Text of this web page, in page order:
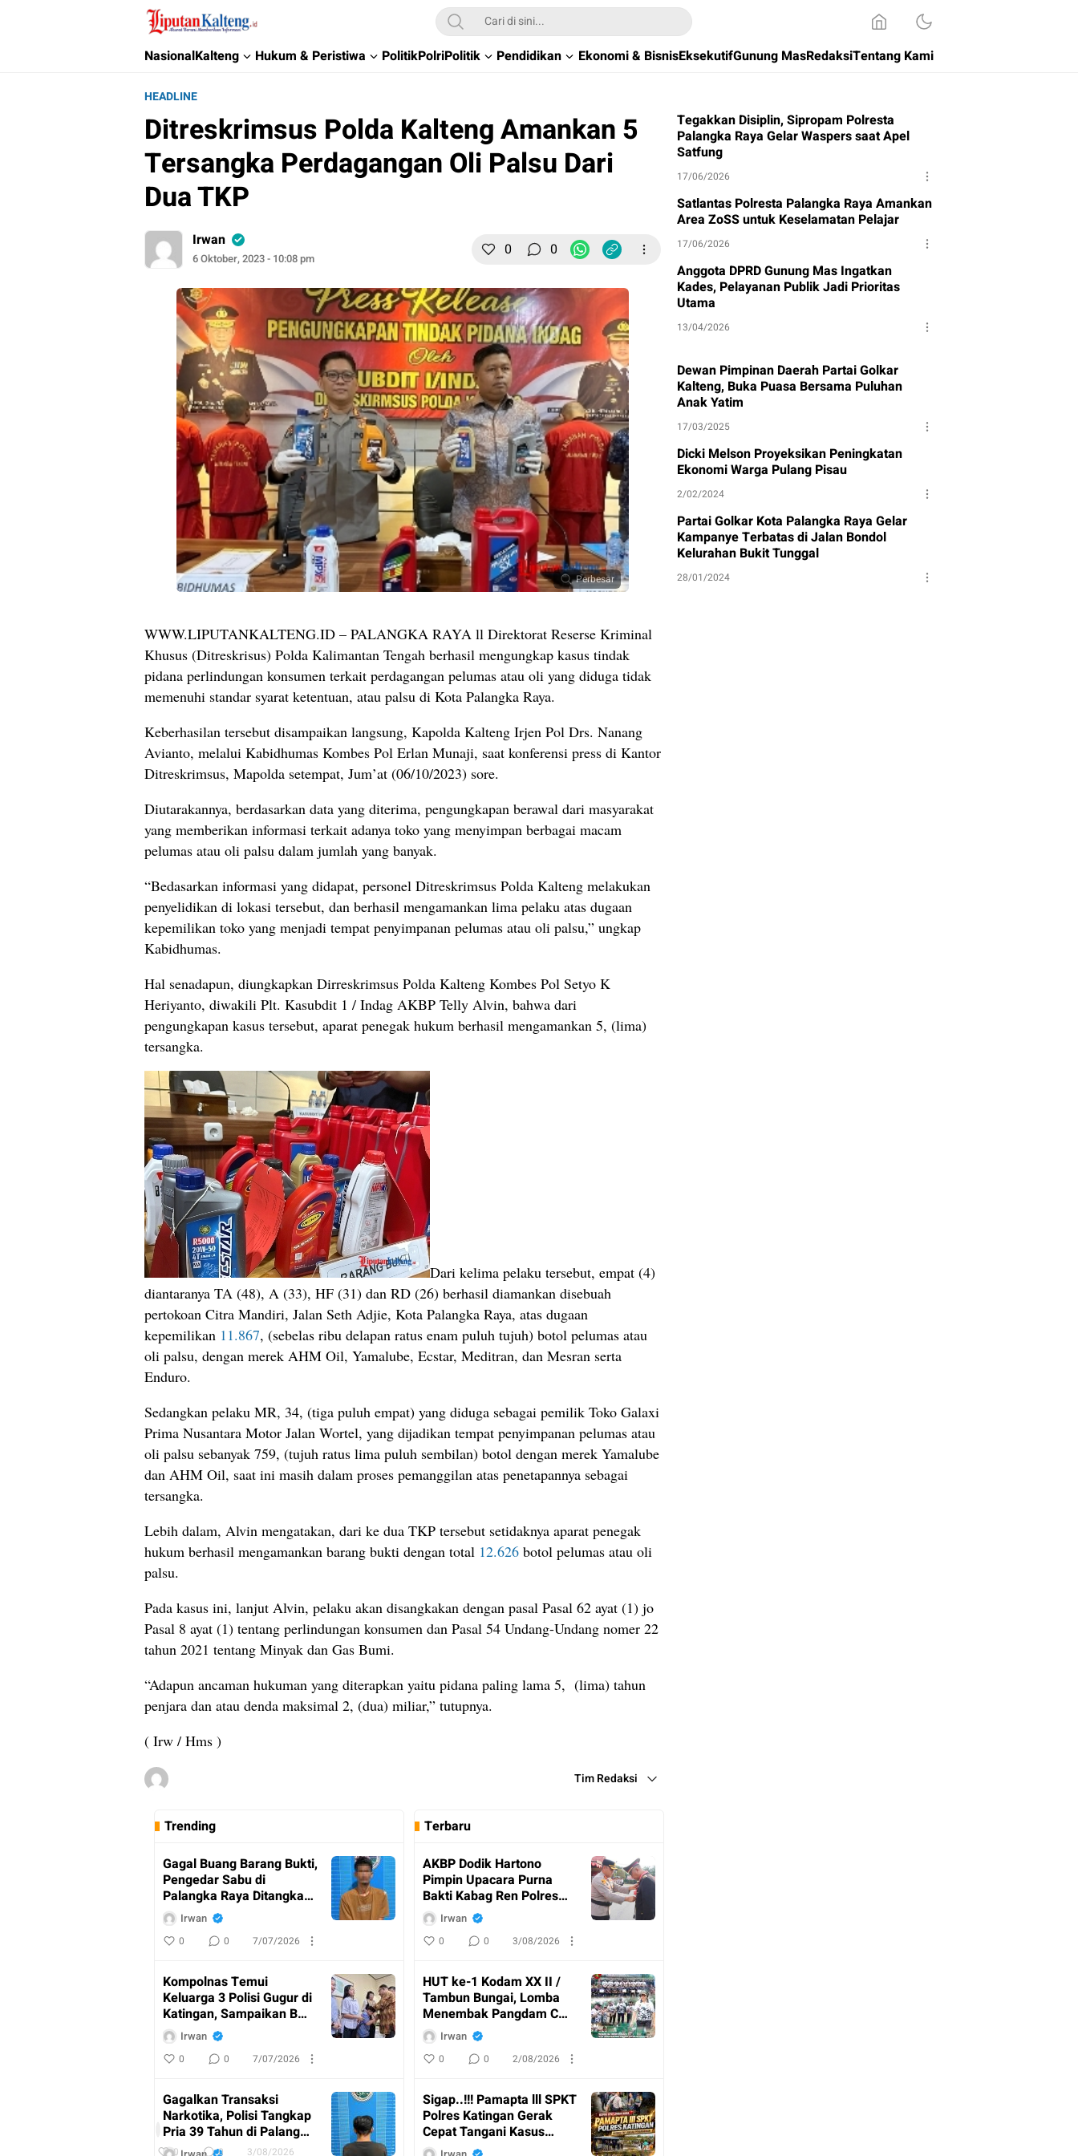
Liputan Kalteng
Akurat, Terpercaya & Independent
NasionalKalteng Hukum & Peristiwa PolitikPolriPolitik Pendidikan Ekonomi & BisnisEksekutifGunung MasRedaksiTentang Kami
HEADLINE
Ditreskrimsus Polda Kalteng Amankan 5
Tersangka Perdagangan Oli Palsu Dari
Dua TKP
Irwan
6 Oktober, 2023 - 10:08 pm 0 0
Perbesar
WWW.LIPUTANKALTENG.ID – PALANGKA RAYA ll Direktorat Reserse Kriminal
Khusus (Ditreskrisus) Polda Kalimantan Tengah berhasil mengungkap kasus tindak
pidana perlindungan konsumen terkait perdagangan pelumas atau oli yang diduga tidak
memenuhi standar syarat ketentuan, atau palsu di Kota Palangka Raya.
Keberhasilan tersebut disampaikan langsung, Kapolda Kalteng Irjen Pol Drs. Nanang
Avianto, melalui Kabidhumas Kombes Pol Erlan Munaji, saat konferensi press di Kantor
Ditreskrimsus, Mapolda setempat, Jum’at (06/10/2023) sore.
Diutarakannya, berdasarkan data yang diterima, pengungkapan berawal dari masyarakat
yang memberikan informasi terkait adanya toko yang menyimpan berbagai macam
pelumas atau oli palsu dalam jumlah yang banyak.
“Bedasarkan informasi yang didapat, personel Ditreskrimsus Polda Kalteng melakukan
penyelidikan di lokasi tersebut, dan berhasil mengamankan lima pelaku atas dugaan
kepemilikan toko yang menjadi tempat penyimpanan pelumas atau oli palsu,” ungkap
Kabidhumas.
Hal senadapun, diungkapkan Dirreskrimsus Polda Kalteng Kombes Pol Setyo K
Heriyanto, diwakili Plt. Kasubdit 1 / Indag AKBP Telly Alvin, bahwa dari
pengungkapan kasus tersebut, aparat penegak hukum berhasil mengamankan 5, (lima)
tersangka.
Dari kelima pelaku tersebut, empat (4)
diantaranya TA (48), A (33), HF (31) dan RD (26) berhasil diamankan disebuah
pertokoan Citra Mandiri, Jalan Seth Adjie, Kota Palangka Raya, atas dugaan
kepemilikan 11.867, (sebelas ribu delapan ratus enam puluh tujuh) botol pelumas atau
oli palsu, dengan merek AHM Oil, Yamalube, Ecstar, Meditran, dan Mesran serta
Enduro.
Sedangkan pelaku MR, 34, (tiga puluh empat) yang diduga sebagai pemilik Toko Galaxi
Prima Nusantara Motor Jalan Wortel, yang dijadikan tempat penyimpanan pelumas atau
oli palsu sebanyak 759, (tujuh ratus lima puluh sembilan) botol dengan merek Yamalube
dan AHM Oil, saat ini masih dalam proses pemanggilan atas penetapannya sebagai
tersangka.
Lebih dalam, Alvin mengatakan, dari ke dua TKP tersebut setidaknya aparat penegak
hukum berhasil mengamankan barang bukti dengan total 12.626 botol pelumas atau oli
palsu.
Pada kasus ini, lanjut Alvin, pelaku akan disangkakan dengan pasal Pasal 62 ayat (1) jo
Pasal 8 ayat (1) tentang perlindungan konsumen dan Pasal 54 Undang-Undang nomer 22
tahun 2021 tentang Minyak dan Gas Bumi.
“Adapun ancaman hukuman yang diterapkan yaitu pidana paling lama 5, (lima) tahun
penjara dan atau denda maksimal 2, (dua) miliar,” tutupnya.
( Irw / Hms )
Tim Redaksi
AKBP
Hartono
Pimpin
Upacara
I
r
w0 0 3/08/2026
Trending
Gagal Buang Barang Bukti,
Pengedar Sabu di
Palangka Raya Ditangkap
PolisiIrwan
0 0 7/07/2026
Kompolnas Temui
Keluarga 3 Polisi Gugur di
Katingan, Sampaikan Bela
Sungkawa
Irwan
0 0 7/07/2026
Gagalkan Transaksi
Narkotika, Polisi Tangkap
Pria 39 Tahun di Palangka
Raya
Terbaru
AKBP Dodik Hartono
Pimpin Upacara Purna
Bakti Kabag Ren Polres
Katingan
Irwan
0 0 3/08/2026
HUT ke-1 Kodam XX II /
Tambun Bungai, Lomba
Menembak Pangdam Cup
Resmi Ditutup
Irwan
0 0 2/08/2026
Sigap..!!! Pamapta lll SPKT
Polres Katingan Gerak
Cepat Tangani Kasus
Penganiayaan
Tegakkan Disiplin, Sipropam Polresta
Palangka Raya Gelar Waspers saat Apel
Satfung
17/06/2026
Satlantas Polresta Palangka Raya Amankan
Area ZoSS untuk Keselamatan Pelajar
17/06/2026
Anggota DPRD Gunung Mas Ingatkan
Kades, Pelayanan Publik Jadi Prioritas
Utama
13/04/2026
Dewan Pimpinan Daerah Partai Golkar
Kalteng, Buka Puasa Bersama Puluhan
Anak Yatim
17/03/2025
Dicki Melson Proyeksikan Peningkatan
Ekonomi Warga Pulang Pisau
2/02/2024
Partai Golkar Kota Palangka Raya Gelar
Kampanye Terbatas di Jalan Bondol
Kelurahan Bukit Tunggal
28/01/2024